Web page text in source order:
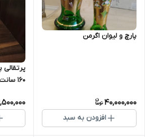
پارچ و لیوان اگرمن
40,000,000
افزودن به سبد
پرتقالی
۱۶۰ سانت